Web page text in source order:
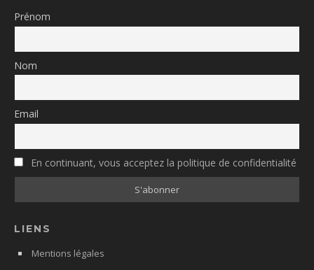
Prénom
Nom
Email
En continuant, vous acceptez la politique de confidentialité
LIENS
Mentions légales